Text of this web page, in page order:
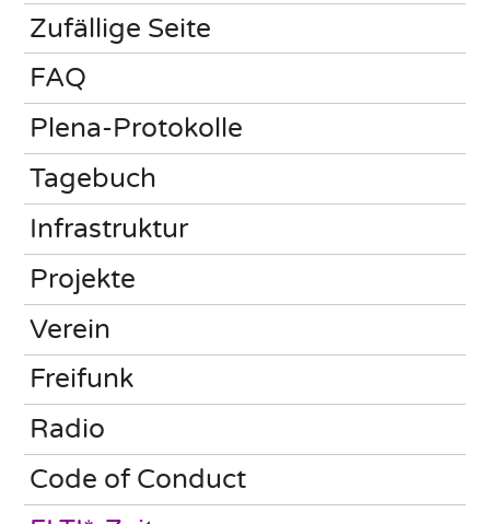
Zufällige Seite
FAQ
Plena-Protokolle
Tagebuch
Infrastruktur
Projekte
Verein
Freifunk
Radio
Code of Conduct